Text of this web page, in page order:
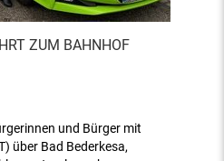
ZUM BAHNHOF
und Bürger mit
über Bad Bederkesa,